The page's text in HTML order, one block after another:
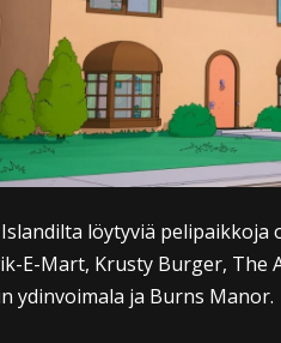
löytyviä pelipaikkoja
E-Mart, Krusty Burger, The
ydinvoimala ja Burns Manor.